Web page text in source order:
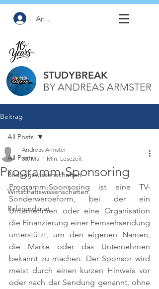
Anmelden
STUDYBREAK
BY ANDREAS ARMSTER
Beitrag
All Posts
Bildungswissenschaften
Wirtschaftswissenschaften
Referendariat
All Posts
Programm-Sponsoring
Andreas Armster
30. Mai 1 Min. Lesezeit
Programm-Sponsoring ist eine TV-
Sonderwerbeform, bei der ein
Unternehmen oder eine Organisation
die Finanzierung einer Fernsehsendung
unterstützt, um den eigenen Namen,
die Marke oder das Unternehmen
bekannt zu machen. Der Sponsor wird
meist durch einen kurzen Hinweis vor
oder nach der Sendung genannt, ohne